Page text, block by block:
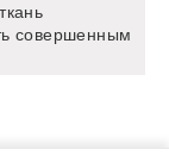
совершенным